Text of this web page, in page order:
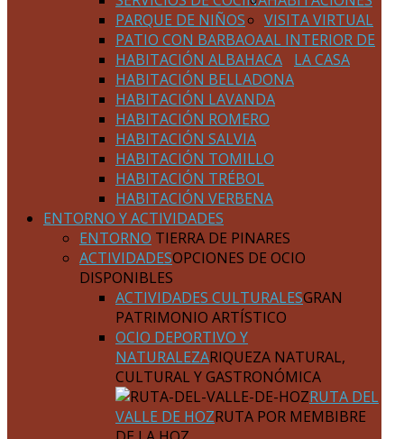
PARQUE DE NIÑOS
PATIO CON BARBAOA
HABITACIÓN ALBAHACA
HABITACIÓN BELLADONA
HABITACIÓN LAVANDA
HABITACIÓN ROMERO
HABITACIÓN SALVIA
HABITACIÓN TOMILLO
HABITACIÓN TRÉBOL
HABITACIÓN VERBENA
VISITA VIRTUAL
AL INTERIOR DE
LA CASA
ENTORNO Y ACTIVIDADES
ENTORNO TIERRA DE PINARES
ACTIVIDADESOPCIONES DE OCIO
DISPONIBLES
ACTIVIDADES CULTURALESGRAN
PATRIMONIO ARTÍSTICO
OCIO DEPORTIVO Y
NATURALEZARIQUEZA NATURAL,
CULTURAL Y GASTRONÓMICA
RUTA DEL
VALLE DE HOZRUTA POR MEMBIBRE